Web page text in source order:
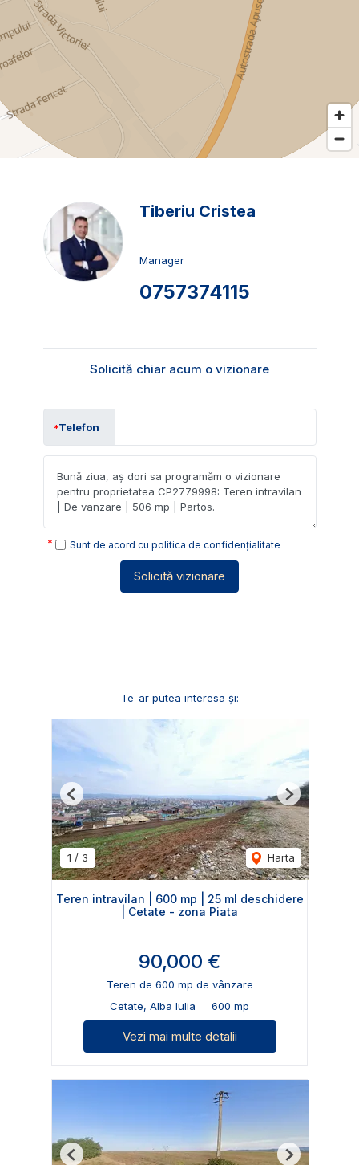
Tiberiu Cristea
Manager
0757374115
Solicită chiar acum o vizionare
Telefon
Sunt de acord cu politica de confidențialitate
Solicită vizionare
Te-ar putea interesa și:
1 / 3 Harta
Previous Next
Teren intravilan | 600 mp | 25 ml deschidere
| Cetate - zona Piata
90,000 €
Teren de 600 mp de vânzare
Cetate, Alba Iulia
600 mp
Vezi mai multe detalii
Previous Next